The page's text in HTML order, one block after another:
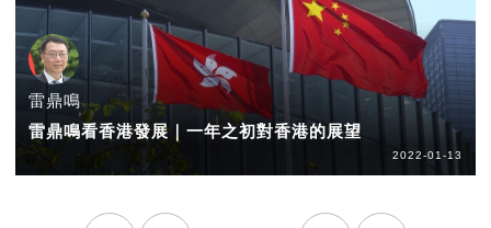
雷鼎鳴
雷鼎鳴看香港發展｜一年之初對香港的展望
2022-01-13